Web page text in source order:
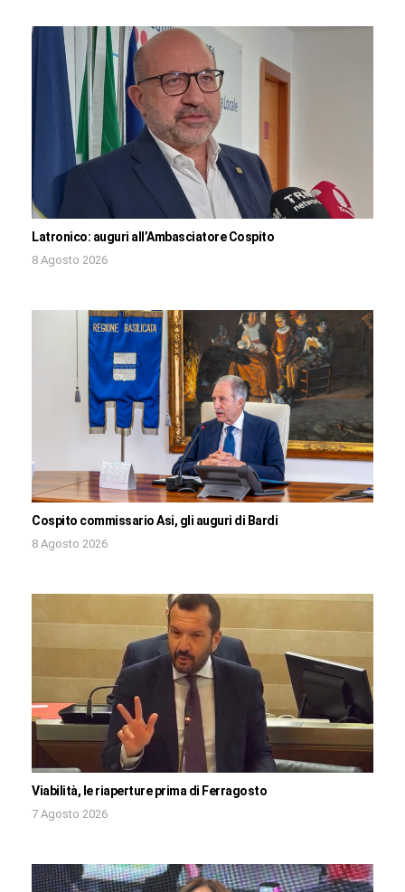
Latronico: auguri all’Ambasciatore Cospito
8 Agosto 2026
Cospito commissario Asi, gli auguri di Bardi
8 Agosto 2026
Viabilità, le riaperture prima di Ferragosto
7 Agosto 2026